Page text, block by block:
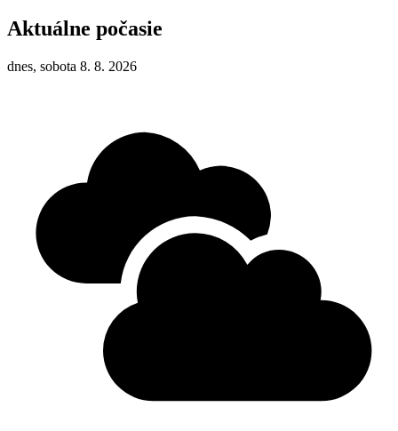
Aktuálne počasie
dnes, sobota 8. 8. 2026